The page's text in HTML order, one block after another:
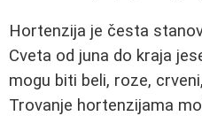
Hortenzija je česta
Cveta od juna do kraja
mogu biti beli, roze,
Trovanje hortenzijama